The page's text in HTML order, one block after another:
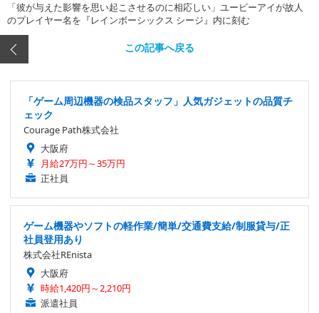
「彼が与えた影響を思い起こさせるのに相応しい」ユービーアイが故人
のプレイヤー名を『レインボーシックス シージ』内に刻む
この記事へ戻る
「ゲーム周辺機器の検品スタッフ」人気ガジェットの品質チ
ェック
Courage Path株式会社
大阪府
月給27万円～35万円
正社員
ゲーム機器やソフトの軽作業/簡単/交通費支給/制服貸与/正
社員登用あり
株式会社REnista
大阪府
時給1,420円～2,210円
派遣社員